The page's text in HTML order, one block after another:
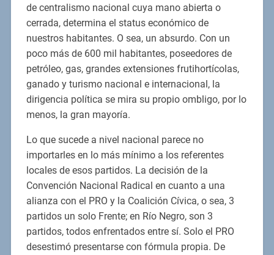
de centralismo nacional cuya mano abierta o
cerrada, determina el status económico de
nuestros habitantes. O sea, un absurdo. Con un
poco más de 600 mil habitantes, poseedores de
petróleo, gas, grandes extensiones frutihortícolas,
ganado y turismo nacional e internacional, la
dirigencia política se mira su propio ombligo, por lo
menos, la gran mayoría.
Lo que sucede a nivel nacional parece no
importarles en lo más mínimo a los referentes
locales de esos partidos. La decisión de la
Convención Nacional Radical en cuanto a una
alianza con el PRO y la Coalición Cívica, o sea, 3
partidos un solo Frente; en Río Negro, son 3
partidos, todos enfrentados entre sí. Solo el PRO
desestimó presentarse con fórmula propia. De